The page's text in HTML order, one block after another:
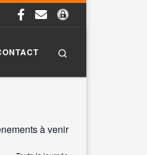
à venir